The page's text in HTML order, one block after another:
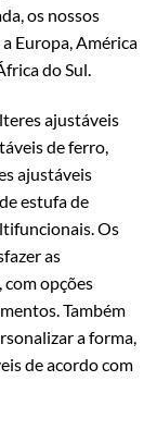
os nossos
Europa, América
do Sul.
ajustáveis
de ferro,
ajustáveis
estufa de
Os
as
com opções
Também
a forma,
de acordo com